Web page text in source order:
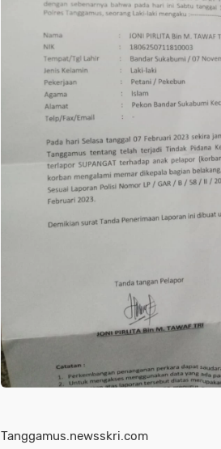
Tanggamus.newsskri.com